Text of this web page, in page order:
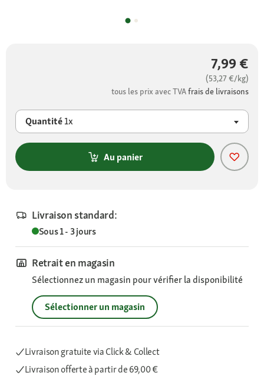
7,99 €
(53,27 €/kg)
tous les prix avec TVAfrais de livraisons
Quantité1x
Au panier
Livraison standard:
Sous 1 - 3 jours
Retrait en magasin
Sélectionnez un magasin pour vérifier la disponibilité
Sélectionner un magasin
Livraison gratuite via Click & Collect
Livraison offerteà partir de 69,00 €